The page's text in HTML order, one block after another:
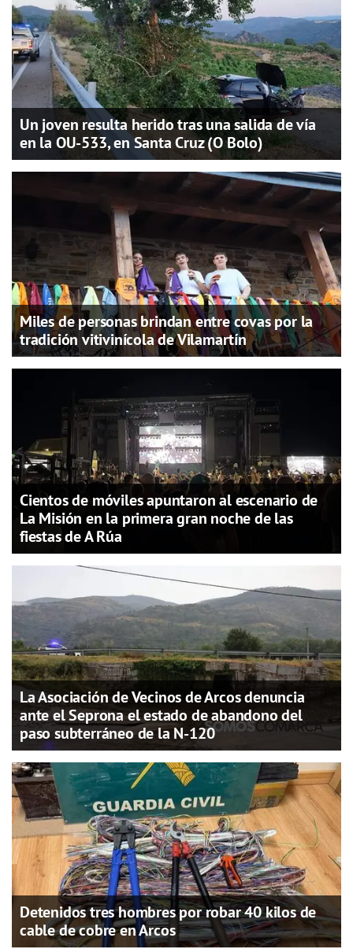
Un joven resulta herido tras una salida de vía
en la OU-533, en Santa Cruz (O Bolo)
Miles de personas brindan entre covas por la
tradición vitivinícola de Vilamartín
Cientos de móviles apuntaron al escenario de
La Misión en la primera gran noche de las
fiestas de A Rúa
La Asociación de Vecinos de Arcos denuncia
ante el Seprona el estado de abandono del
paso subterráneo de la N-120
Detenidos tres hombres por robar 40 kilos de
cable de cobre en Arcos